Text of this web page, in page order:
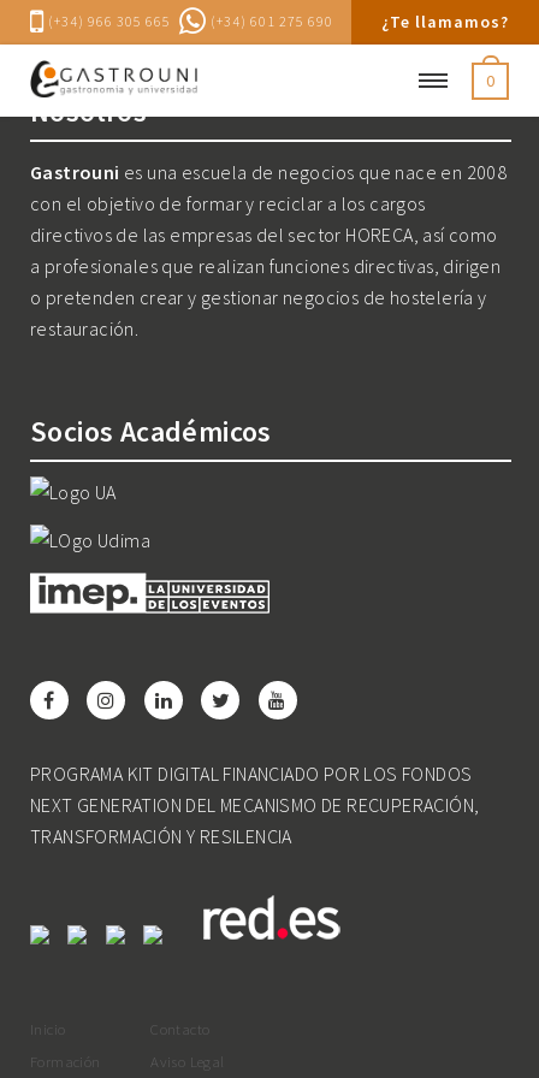
(+34) 966 305 665 (+34) 601 275 690 ¿Te llamamos?
0
Nosotros
Gastrouni es una escuela de negocios que nace en 2008
con el objetivo de formar y reciclar a los cargos
directivos de las empresas del sector HORECA, así como
a profesionales que realizan funciones directivas, dirigen
o pretenden crear y gestionar negocios de hostelería y
restauración.
Socios Académicos
PROGRAMA KIT DIGITAL FINANCIADO POR LOS FONDOS
NEXT GENERATION DEL MECANISMO DE RECUPERACIÓN,
TRANSFORMACIÓN Y RESILENCIA
Inicio
Formación
Contacto
Aviso Legal